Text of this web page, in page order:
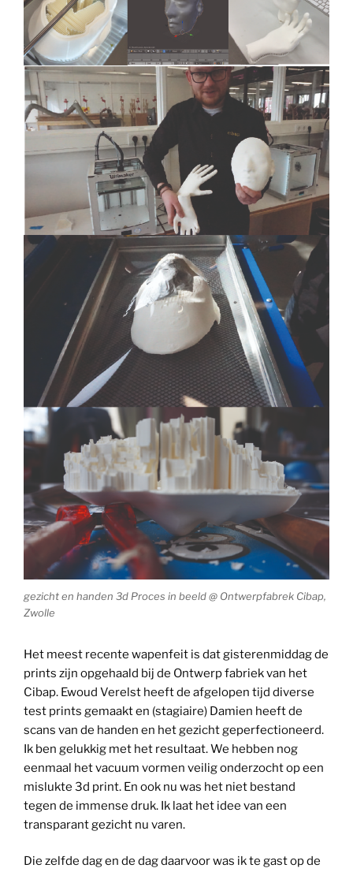
gezicht en handen 3d Proces in beeld @ Ontwerpfabrek Cibap,
Zwolle
Het meest recente wapenfeit is dat gisterenmiddag de
prints zijn opgehaald bij de Ontwerp fabriek van het
Cibap. Ewoud Verelst heeft de afgelopen tijd diverse
test prints gemaakt en (stagiaire) Damien heeft de
scans van de handen en het gezicht geperfectioneerd.
Ik ben gelukkig met het resultaat. We hebben nog
eenmaal het vacuum vormen veilig onderzocht op een
mislukte 3d print. En ook nu was het niet bestand
tegen de immense druk. Ik laat het idee van een
transparant gezicht nu varen.
Die zelfde dag en de dag daarvoor was ik te gast op de